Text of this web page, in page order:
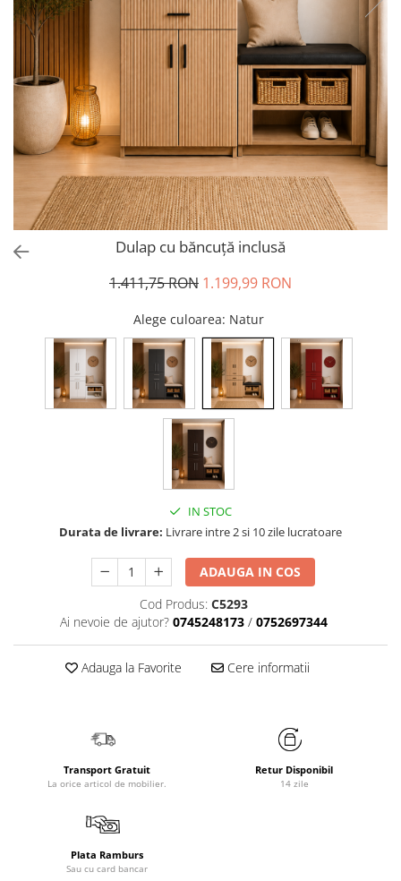
Dulap cu băncuță inclusă
1.411,75 RON 1.199,99 RON
Alege culoarea: Natur
IN STOC
Durata de livrare: Livrare intre 2 si 10 zile lucratoare
ADAUGA IN COS
Cod Produs: C5293
Ai nevoie de ajutor? 0745248173 / 0752697344
Adauga la Favorite Cere informatii
Transport Gratuit
La orice articol de mobilier.
Retur Disponibil
14 zile
Plata Ramburs
Sau cu card bancar